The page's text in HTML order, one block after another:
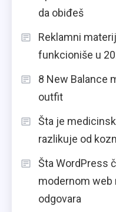
da obiđeš
Reklamni
funkcioniše u
8 New Balance
outfit
Šta je
razlikuje od
Šta WordPress
modernom web
odgovara